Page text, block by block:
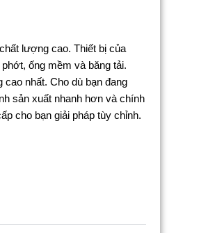
lượng cao. Thiết bị của
ống mềm và băng tải.
nhất. Cho dù bạn đang
sản xuất nhanh hơn và chính
cho bạn giải pháp tùy chỉnh.